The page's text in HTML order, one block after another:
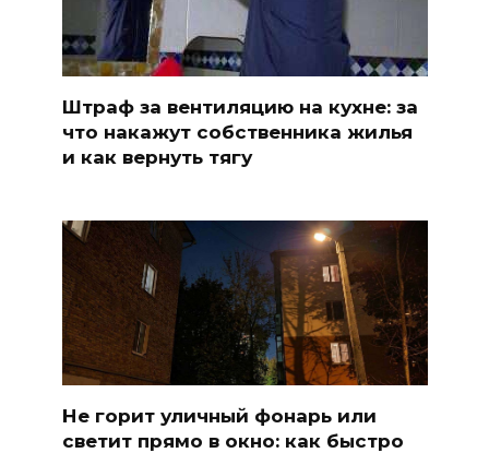
Штраф за вентиляцию на кухне: за
что накажут собственника жилья
и как вернуть тягу
Не горит уличный фонарь или
светит прямо в окно: как быстро